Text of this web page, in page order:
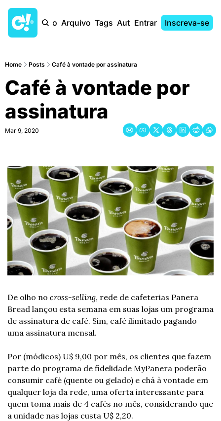
Início Arquivo Tags AutoresEntrar Inscreva-se
Home Posts Café à vontade por assinatura
Café à vontade por
assinatura
Mar 9, 2020
De olho no cross-selling, rede de cafeterias Panera
Bread lançou esta semana em suas lojas um programa
de assinatura de café. Sim, café ilimitado pagando
uma assinatura mensal.
Por (módicos) U$ 9,00 por mês, os clientes que fazem
parte do programa de fidelidade MyPanera poderão
consumir café (quente ou gelado) e chá à vontade em
qualquer loja da rede, uma oferta interessante para
quem toma mais de 4 cafés no mês, considerando que
a unidade nas lojas custa U$ 2,20.